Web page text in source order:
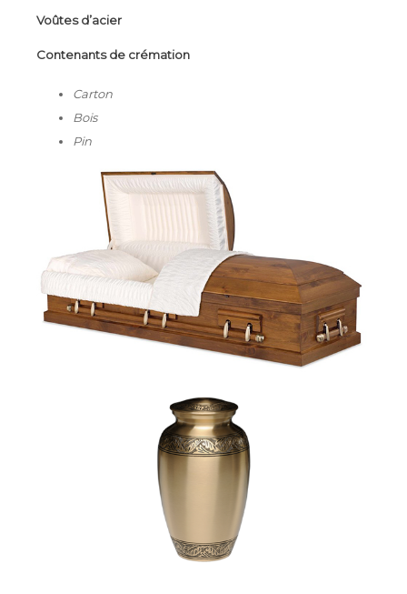
Voûtes d’acier
Contenants de crémation
Carton
Bois
Pin